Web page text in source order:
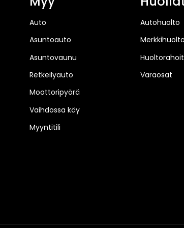
Auto
Asuntoauto
Asuntovaunu
Retkeilyauto
Moottoripyörä
Vaihdossa käy
Myyntitili
Autohuolto
Merkkihuolto
Varaosat